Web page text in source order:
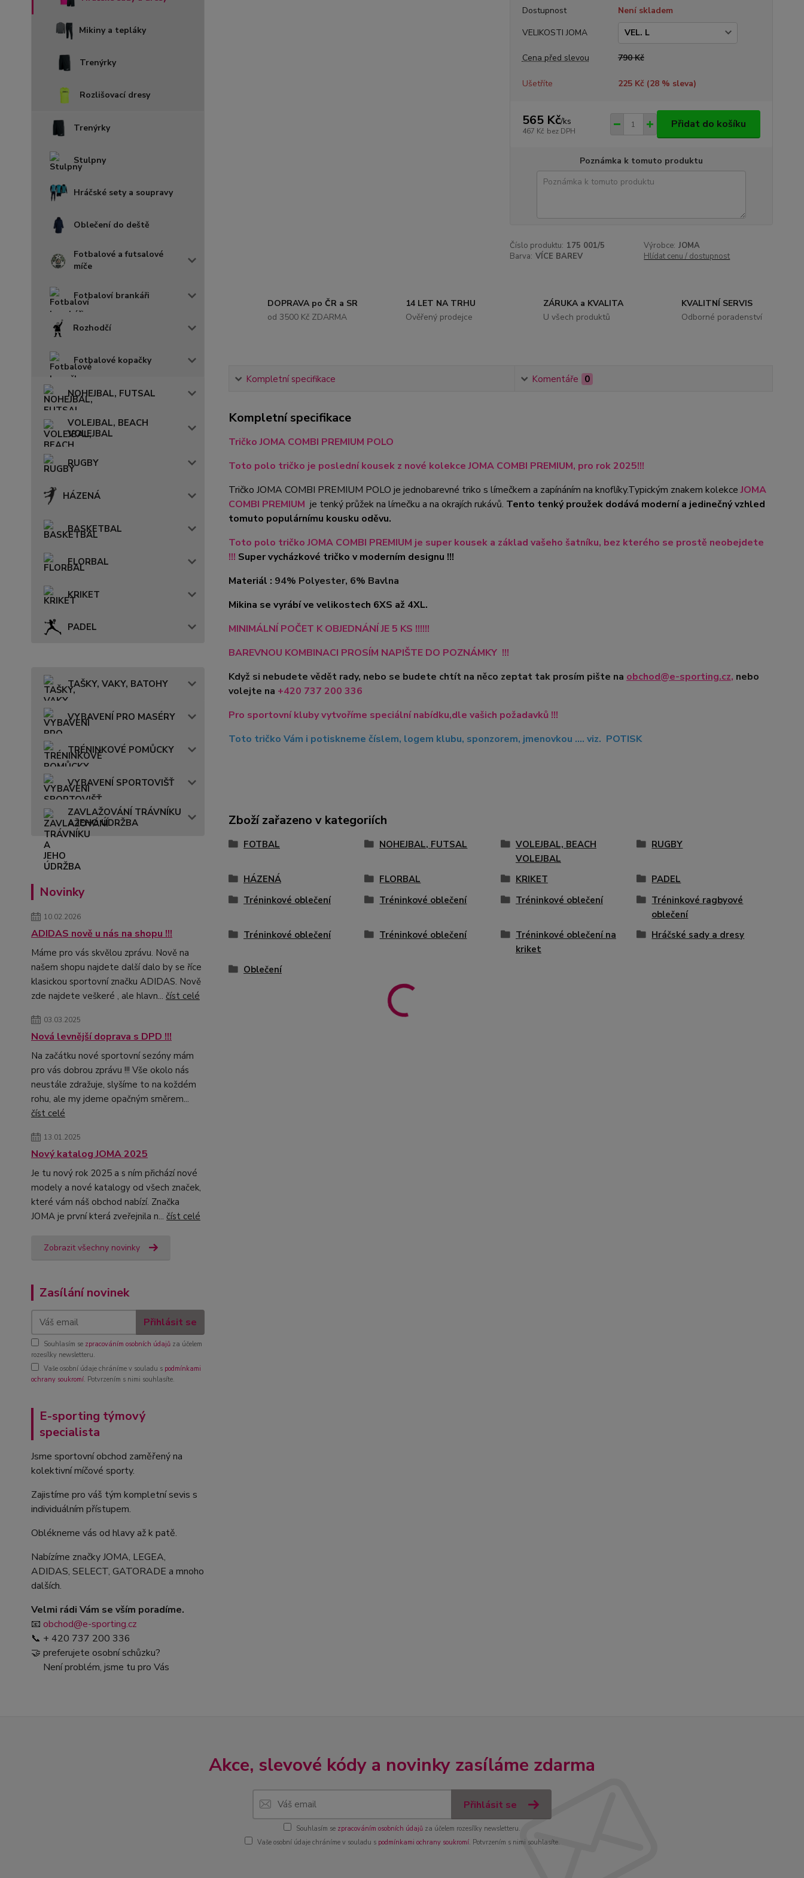
Mikiny a tepláky
Trenýrky
Rozlišovací dresy
Trenýrky
Stulpny
Hráčské sety a soupravy
Oblečení do deště
Fotbalové a futsalové
míče
Fotbaloví brankáři
Rozhodčí
Fotbalové kopačky
NOHEJBAL, FUTSAL
VOLEJBAL, BEACH
VOLEJBAL
RUGBY
HÁZENÁ
BASKETBAL
FLORBAL
KRIKET
PADEL
TAŠKY, VAKY, BATOHY
VYBAVENÍ PRO MASÉRY
TRÉNINKOVÉ POMŮCKY
VYBAVENÍ SPORTOVIŠŤ
ZAVLAŽOVÁNÍ TRÁVNÍKU
A JEHO ÚDRŽBA
Novinky
10.02.2026
ADIDAS nově u nás na shopu !!!
Máme pro vás skvělou zprávu. Nově na
našem shopu najdete další dalo by se říce
klasickou sportovní značku ADIDAS. Nově
zde najdete veškeré , ale hlavn... číst celé
03.03.2025
Nová levnější doprava s DPD !!!
Na začátku nové sportovní sezóny mám
pro vás dobrou zprávu !!! Vše okolo nás
neustále zdražuje, slyšíme to na koždém
rohu, ale my jdeme opačným směrem...
číst celé
13.01.2025
Nový katalog JOMA 2025
Je tu nový rok 2025 a s ním přichází nové
modely a nové katalogy od všech značek,
které vám náš obchod nabízí. Značka
JOMA je první která zveřejnila n... číst celé
Zobrazit všechny novinky
Zasílání novinek
Přihlásit se
Souhlasím se zpracováním osobních údajů za účelem
rozesílky newsletteru.
Vaše osobní údaje chráníme v souladu s podmínkami
ochrany soukromí. Potvrzením s nimi souhlasíte.
E-sporting týmový
specialista
Jsme sportovní obchod zaměřený na
kolektivní míčové sporty.
Zajistíme pro váš tým kompletní sevis s
individuálním přístupem.
Oblékneme vás od hlavy až k patě.
Nabízíme značky JOMA, LEGEA,
ADIDAS, SELECT, GATORADE a mnoho
dalších.
Velmi rádi Vám se vším poradíme.
📧 obchod@e-sporting.cz
📞 + 420 737 200 336
🤝 preferujete osobní schůzku?
Není problém, jsme tu pro Vás
Dostupnost
Není skladem
VELIKOSTI JOMA
Cena před slevou 790 Kč
Ušetříte 225 Kč (28% sleva)
565 Kč/ks
467 Kč bez DPH
Přidat do košíku
Poznámka k tomuto produktu
Číslo produktu: 175 001/5 Výrobce: JOMA
Barva: VÍCE BAREV Hlídat cenu / dostupnost
DOPRAVA po ČR a SR
od 3500 Kč ZDARMA
14 LET NA TRHU
Ověřený prodejce
ZÁRUKA a KVALITA
U všech produktů
KVALITNÍ SERVIS
Odborné poradenství
Kompletní specifikace Komentáře 0
Kompletní specifikace
Tričko JOMA COMBI PREMIUM POLO
Toto polo tričko je poslední kousek z nové kolekce JOMA COMBI PREMIUM, pro rok 2025!!!
Tričko JOMA COMBI PREMIUM POLO je jednobarevné triko s límečkem a zapínáním na knoflíky.Typickým znakem kolekceJOMA
COMBI PREMIUM je tenký průžek na límečku a na okrajích rukávů. Tento tenký proužek dodává moderní a jedinečný vzhled
tomuto populárnímu kousku oděvu.
Toto polo tričko JOMA COMBI PREMIUM je super kousek a základ vašeho šatníku, bez kterého se prostě neobejdete
!!! Super vycházkové tričko v moderním designu !!!
Materiál : 94% Polyester, 6% Bavlna
Mikina se vyrábí ve velikostech 6XS až 4XL.
MINIMÁLNÍ POČET K OBJEDNÁNÍ JE 5 KS !!!!!!
BAREVNOU KOMBINACI PROSÍM NAPIŠTE DO POZNÁMKY !!!
Když si nebudete vědět rady, nebo se budete chtít na něco zeptat tak prosím pište na obchod@e-sporting.cz, nebo
volejte na +420 737 200 336
Pro sportovní kluby vytvoříme speciální nabídku,dle vašich požadavků !!!
Toto tričko Vám i potiskneme číslem, logem klubu, sponzorem, jmenovkou .... viz. POTISK
Zboží zařazeno v kategoriích
FOTBAL NOHEJBAL, FUTSAL
VOLEJBAL, BEACH
VOLEJBAL
RUGBY
HÁZENÁ FLORBAL KRIKET
PADEL
Tréninkové oblečení
Tréninkové oblečení Tréninkové oblečení
Tréninkové ragbyové
oblečení
Tréninkové oblečení
Tréninkové oblečení
Tréninkové oblečení na
kriket
Hráčské sady a dresy
Oblečení
Akce, slevové kódy a novinky zasíláme zdarma
Přihlásit se
Souhlasím se zpracováním osobních údajů za účelem rozesílky newsletteru.
Vaše osobní údaje chráníme v souladu s podmínkami ochrany soukromí. Potvrzením s nimi souhlasíte.